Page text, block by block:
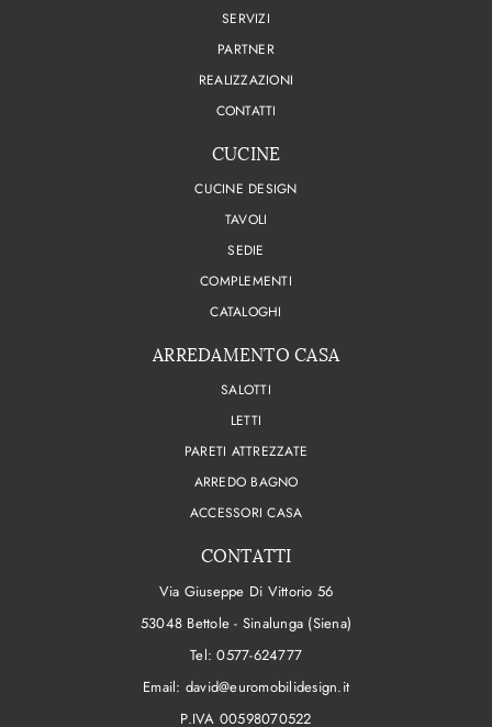
SERVIZI
PARTNER
REALIZZAZIONI
CONTATTI
CUCINE
CUCINE DESIGN
TAVOLI
SEDIE
COMPLEMENTI
CATALOGHI
ARREDAMENTO CASA
SALOTTI
LETTI
PARETI ATTREZZATE
ARREDO BAGNO
ACCESSORI CASA
CONTATTI
Via Giuseppe Di Vittorio 56
53048 Bettole - Sinalunga (Siena)
Tel:0577-624777
Email: david@euromobilidesign.it
P.IVA 00598070522